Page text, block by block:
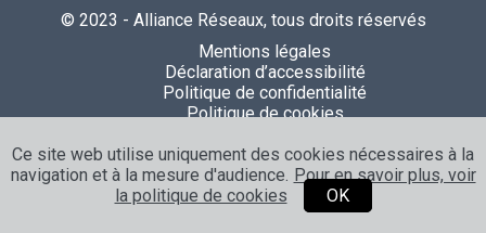
© 2023 - Alliance Réseaux, tous droits réservés
Mentions légales
Déclaration d’accessibilité
Politique de confidentialité
Politique de cookies
Ce site web utilise uniquement des cookies nécessaires à la
navigation et à la mesure d'audience. Pour en savoir plus, voir
la politique de cookies
OK